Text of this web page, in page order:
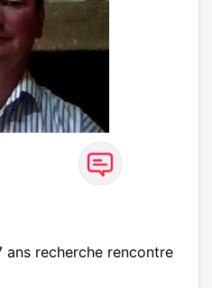
recherche rencontre